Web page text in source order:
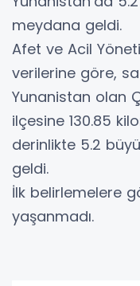
meydana geldi.
Afet ve Acil
verilerine göre,
Yunanistan olan
ilçesine 130.85
derinlikte 5.2
geldi.
İlk belirlemelere
yaşanmadı.